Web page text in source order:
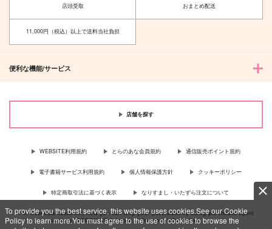
To provide you the best service, this website uses cookies.See our Cookie
Policy to learn more.You must agree to the use of cookies to browse the
店頭受取 おまとめ配送
11,000円（税込）以上で送料当社負担
便利な機能/サービス
店舗を探す
WEBSITE利用規約 とらのあな会員規約 通信販売ポイント規約
電子書籍サービス利用規約 個人情報保護方針 クッキーポリシー
特定商取引法に基づく表示 なりすまし・いたずら注文について
For Overseas customer, now you can ship your purchases by using purchases agent
services “AOCS”! Click {more…} for more information …more